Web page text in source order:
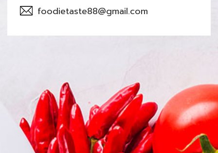
foodietaste88@gmail.com